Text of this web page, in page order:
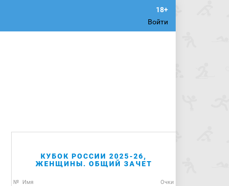
Войти
КУБОК РОССИИ 2025-26,
ЖЕНЩИНЫ. ОБЩИЙ ЗАЧЕТ
№ Имя Очки